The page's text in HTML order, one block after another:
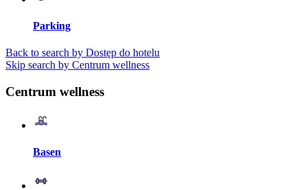
Parking
Back to search by Dostęp do hotelu
Skip search by Centrum wellness
Centrum wellness
Basen